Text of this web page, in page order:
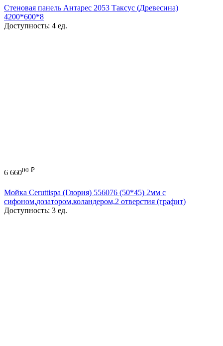
Стеновая панель Антарес 2053 Таксус (Древесина)
4200*600*8
Доступность: 4 ед.
6 66000 ₽
Мойка Ceruttispa (Глория) 556076 (50*45) 2мм с
сифоном,дозатором,коландером,2 отверстия (графит)
Доступность: 3 ед.